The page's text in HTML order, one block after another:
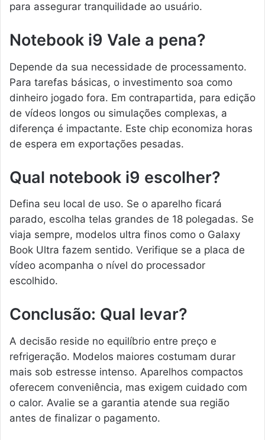
para assegurar tranquilidade ao usuário.
Notebook i9 Vale a pena?
Depende da sua necessidade de processamento.
Para tarefas básicas, o investimento soa como
dinheiro jogado fora. Em contrapartida, para edição
de vídeos longos ou simulações complexas, a
diferença é impactante. Este chip economiza horas
de espera em exportações pesadas.
Qual notebook i9 escolher?
Defina seu local de uso. Se o aparelho ficará
parado, escolha telas grandes de 18 polegadas. Se
viaja sempre, modelos ultra finos como o Galaxy
Book Ultra fazem sentido. Verifique se a placa de
vídeo acompanha o nível do processador
escolhido.
Conclusão: Qual levar?
A decisão reside no equilíbrio entre preço e
refrigeração. Modelos maiores costumam durar
mais sob estresse intenso. Aparelhos compactos
oferecem conveniência, mas exigem cuidado com
o calor. Avalie se a garantia atende sua região
antes de finalizar o pagamento.